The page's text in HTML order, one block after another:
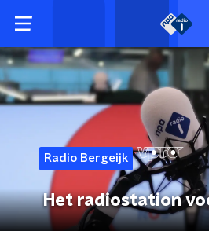
Radio Bergeijk
Het radiostation